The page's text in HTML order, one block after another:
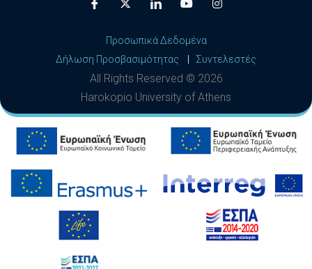
Προσωπικά Δεδομένα
Δήλωση Προσβασιμότητας
Συντελεστές
All Rights Reserved © 2026
Harokopio University of Athens